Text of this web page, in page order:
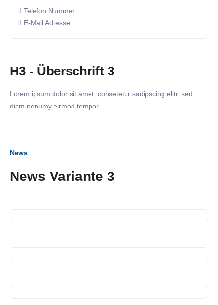
Telefon Nummer
E-Mail Adresse
H3 - Überschrift 3
Lorem ipsum dolor sit amet, consetetur sadipscing elitr, sed
diam nonumy eirmod tempor.
News
News Variante 3